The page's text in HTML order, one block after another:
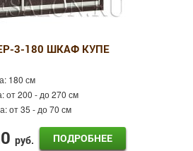
3-180 ШКАФ КУПЕ
180 см
от 200 - до 270 см
от 35 - до 70 см
руб. ПОДРОБНЕЕ